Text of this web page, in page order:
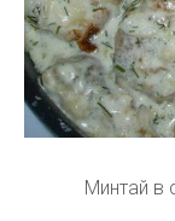
Минтай в